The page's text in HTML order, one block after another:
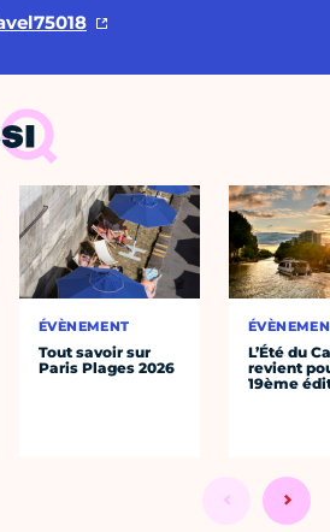
ÉVÈNEMENT
Tout savoir sur
Paris Plages 2026
L’Été du
revient
19ème